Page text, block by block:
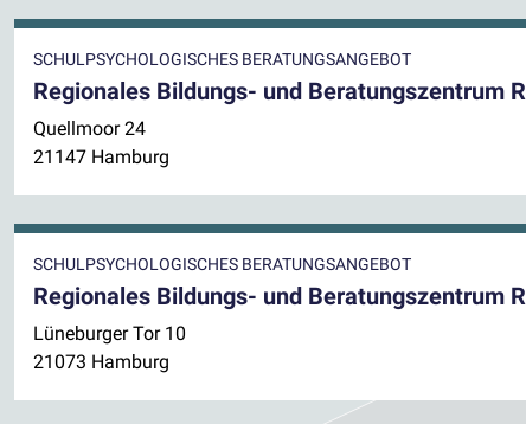
SCHULPSYCHOLOGISCHES BERATUNGSANGEBOT
Regionales Bildungs- und Beratungszentrum
Quellmoor 24
21147 Hamburg
SCHULPSYCHOLOGISCHES BERATUNGSANGEBOT
Regionales Bildungs- und Beratungszentrum
Lüneburger Tor 10
21073 Hamburg